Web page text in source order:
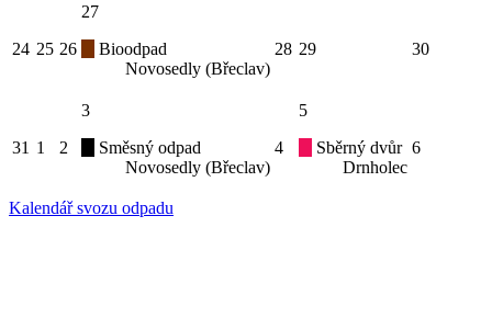
24 25 26
27
Bioodpad
Novosedly (Břeclav)
28 29 30
31 1 2
3
Směsný odpad
Novosedly (Břeclav)
4
5
Sběrný dvůr
Drnholec
6
Kalendář svozu odpadu